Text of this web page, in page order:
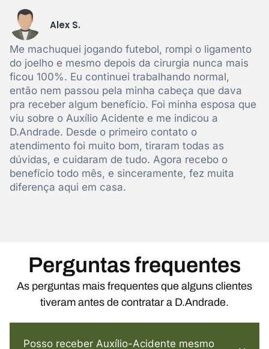
Alex S.
Me machuquei jogando futebol, rompi o ligamento
do joelho e mesmo depois da cirurgia nunca mais
ficou 100%. Eu continuei trabalhando normal,
então nem passou pela minha cabeça que dava
pra receber algum benefício. Foi minha esposa que
viu sobre o Auxílio Acidente e me indicou a
D.Andrade. Desde o primeiro contato o
atendimento foi muito bom, tiraram todas as
dúvidas, e cuidaram de tudo. Agora recebo o
benefício todo mês, e sinceramente, fez muita
diferença aqui em casa.
Perguntas frequentes
As perguntas mais frequentes que alguns clientes
tiveram antes de contratar a D.Andrade.
Posso receber Auxílio-Acidente mesmo